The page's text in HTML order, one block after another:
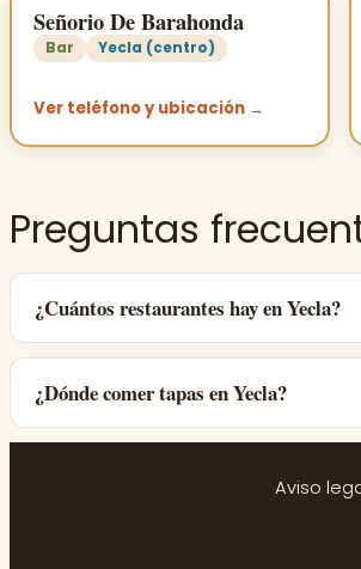
Señorio De Barahonda
Bar Yecla (centro)
Ver teléfono y ubicación →
Preguntas
¿Cuántos restaurantes hay en Yecla?
¿Dónde comer tapas en Yecla?
Aviso